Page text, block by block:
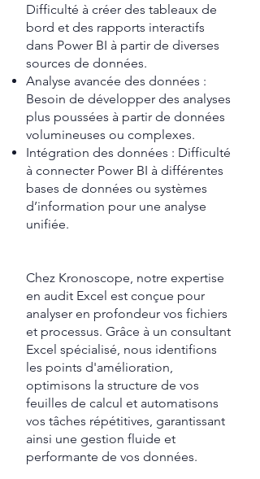
Difficulté à créer des tableaux de
bord et des rapports interactifs
dans Power BI à partir de diverses
sources de données.
Analyse avancée des données :
Besoin de développer des analyses
plus poussées à partir de données
volumineuses ou complexes.
Intégration des données : Difficulté
à connecter Power BI à différentes
bases de données ou systèmes
d’information pour une analyse
unifiée.
Chez Kronoscope, notre expertise
en audit Excel est conçue pour
analyser en profondeur vos fichiers
et processus. Grâce à un consultant
Excel spécialisé, nous identifions
les points d'amélioration,
optimisons la structure de vos
feuilles de calcul et automatisons
vos tâches répétitives, garantissant
ainsi une gestion fluide et
performante de vos données.